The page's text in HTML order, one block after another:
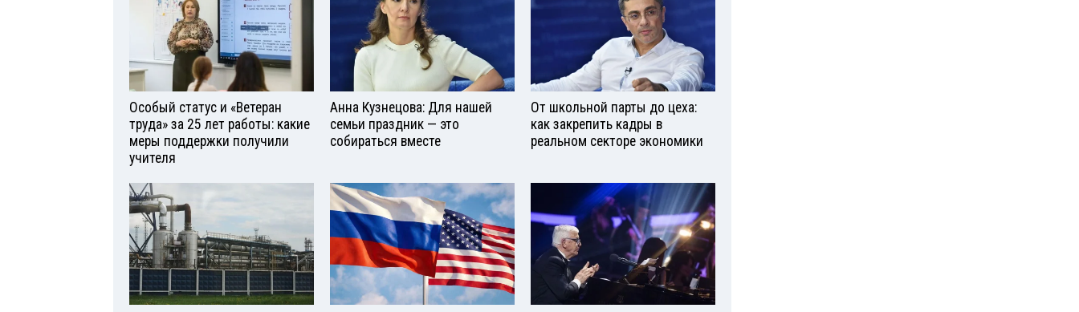
Особый статус и «Ветеран
труда» за 25 лет работы: какие
меры поддержки получили
учителя
Анна Кузнецова: Для нашей
семьи праздник — это
собираться вместе
От школьной парты до цеха:
как закрепить кадры в
реальном секторе экономики